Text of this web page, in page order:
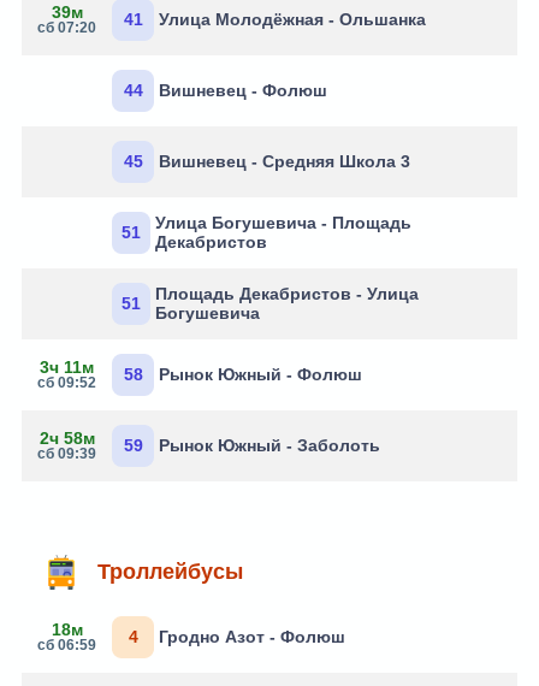
39м
сб 07:20 41 Улица Молодёжная - Ольшанка
44 Вишневец - Фолюш
45 Вишневец - Средняя Школа 3
51
Улица Богушевича - Площадь
Декабристов
51
Площадь Декабристов - Улица
Богушевича
3ч 11м
сб 09:52 58 Рынок Южный - Фолюш
2ч 58м
сб 09:39 59 Рынок Южный - Заболоть
Троллейбусы
18м
сб 06:59 4 Гродно Азот - Фолюш